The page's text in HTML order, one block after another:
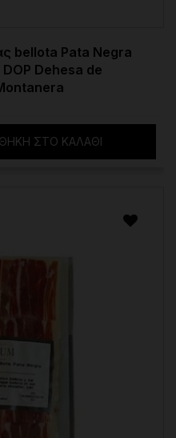
bellota Pata Negra
Dehesa de
ΣΤΟ ΚΑΛΆΘΙ